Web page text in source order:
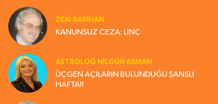
ZEKI SARIHAN
KANUNSUZ CEZA: LİNÇ
ASTROLOG NILGÜN AKMAN
ÜÇGEN AÇILARIN BULUNDUĞU ŞANSLI
HAFTA!!